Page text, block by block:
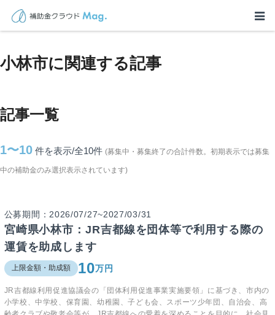
TOP > 補助金・助成金詳細>宮崎県
小林市に関連する記事
記事一覧
1〜10 件を表示/全10件 (募集中・募集終了の合計件数。初期表示では募集
中の補助金のみ選択表示されています)
公募期間：2026/07/27~2027/03/31
宮崎県小林市：JR吉都線を団体等で利用する際の
運賃を助成します
上限金額・助成額 10万円
JR吉都線利用促進協議会の「団体利用促進事業実施要領」に基づき、市内の
小学校、中学校、保育園、幼稚園、子ども会、スポーツ少年団、自治会、高